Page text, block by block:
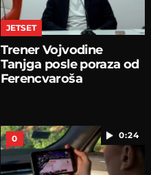
JETSET
Trener Vojvodine
Tanjga posle poraza od
Ferencvaroša
0:24
0